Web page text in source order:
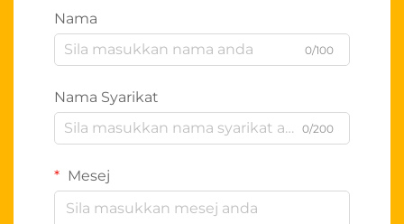
Nama
0/100
Nama Syarikat
0/200
Mesej